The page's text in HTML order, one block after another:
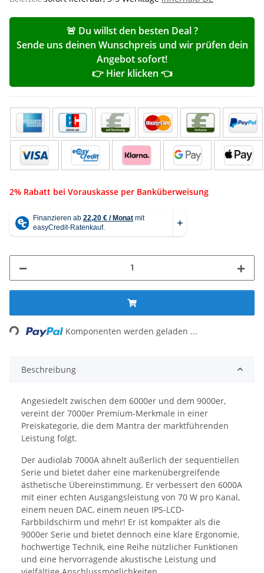
🚨 Du willst den besten Deal ?
Sende uns deinen Wunschpreis und wir prüfen dein
Angebot sofort!
👉 Hier klicken 👈
2% Rabatt bei Vorauskasse per Banküberweisung
Loading... Komponenten werden geladen ...
Beschreibung
Angesiedelt zwischen dem 6000er und dem 9000er,
vereint der 7000er Premium-Merkmale in einer
Preiskategorie, die dem Mantra der marktführenden
Leistung folgt.
Der audiolab 7000A ähnelt äußerlich der sequentiellen
Serie und bietet daher eine markenübergreifende
ästhetische Übereinstimmung. Er verbessert den 6000A
mit einer echten Ausgangsleistung von 70 W pro Kanal,
einem neuen DAC, einem neuen IPS-LCD-
Farbbildschirm und mehr! Er ist kompakter als die
9000er Serie und bietet dennoch eine klare Ergonomie,
hochwertige Technik, eine Reihe nützlicher Funktionen
und eine hervorragende akustische Leistung und